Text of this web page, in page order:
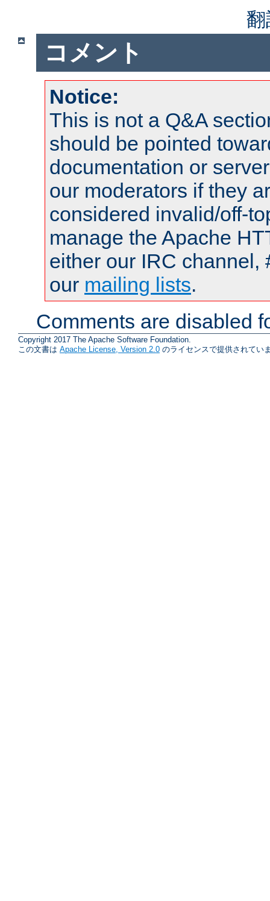
コメント
Notice:
This is not a Q&A
should be pointed
documentation or
our moderators if they
considered invalid/off-
manage the Apache
either our IRC channel,
our mailing lists.
Comments are disabled
Copyright 2017 The Apache Software Foundation.
この文書は Apache License, Version 2.0 のライセンスで提供されてい